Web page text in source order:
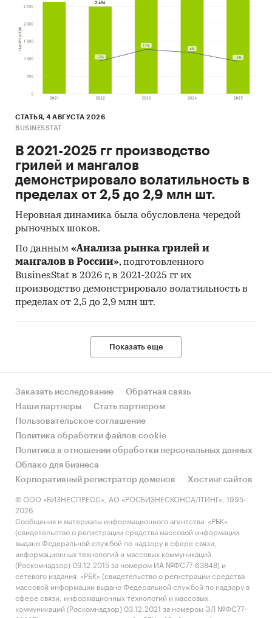
СТАТЬЯ, 4 АВГУСТА 2026
BUSINESSTAT
В 2021-2025 гг производство
грилей и мангалов
демонстрировало волатильность в
пределах от 2,5 до 2,9 млн шт.
Неровная динамика была обусловлена чередой
рыночных шоков.
По данным «Анализа рынка грилей и
мангалов в России», подготовленного
BusinesStat в 2026 г, в 2021-2025 гг их
производство демонстрировало волатильность в
пределах от 2,5 до 2,9 млн шт.
Показать еще
Заказать исследование
Обратная связь
Наши партнеры
Стать партнером
Пользовательское соглашение
Политика обработки файлов cookie
Политика в отношении обработки персональных данных
Облако для бизнеса
Корпоративный регистратор доменов
Хостинг сайтов
© ООО «БИЗНЕСПРЕСС», АО «РОСБИЗНЕСКОНСАЛТИНГ», 1995-
2026.
Сообщения и материалы информационного агентства «РБК»
(свидетельство о регистрации средства массовой информации
выдано Федеральной службой по надзору в сфере связи,
информационных технологий и массовых коммуникаций
(Роскомнадзор) 09.12.2015 за номером ИА №ФС77-63848) и
сетевого издания «РБК» (свидетельство о регистрации средства
массовой информации выдано Федеральной службой по надзору в
сфере связи, информационных технологий и массовых
коммуникаций (Роскомнадзор) 03.12.2021 за номером ЭЛ №ФС77-